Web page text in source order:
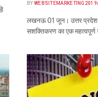
BY
लखनऊ 01 जून। उत्तर प्रदेश
सशक्तिकरण का एक महत्वपूर्ण